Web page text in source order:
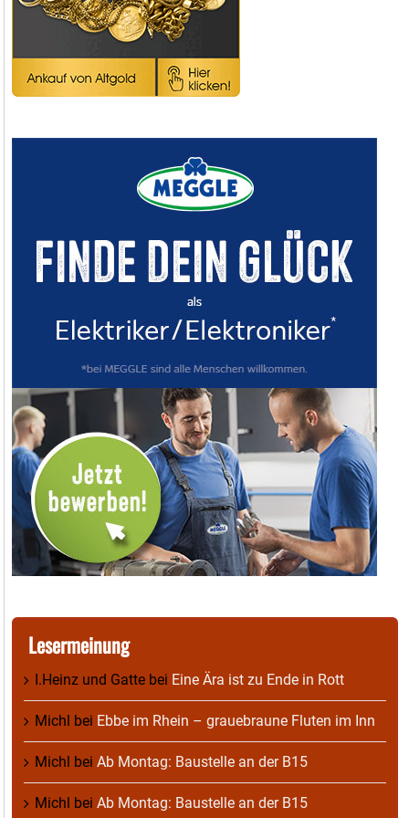
Lesermeinung
I.Heinz und Gatte bei Eine Ära ist zu Ende in Rott
Michl bei Ebbe im Rhein – grauebraune Fluten im Inn
Michl bei Ab Montag: Baustelle an der B15
Michl bei Ab Montag: Baustelle an der B15